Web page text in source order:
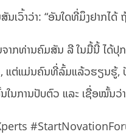
ນເວົ້າວ່າ: “ອັນໃດທີ່ມຶງຢາກໄດ້
າກທ່ານຄົມສັນ ລີ ໃນມື້ນີ້ ໄດ້ປຸ
ແຕ່ແມ່ນຄົນທີ່ລົ້ມແລ້ວຮຽນຮູ້, ປັ
ໃນການປັບຕົວ ແລະ ເຊື່ອໝັ້ນວ່